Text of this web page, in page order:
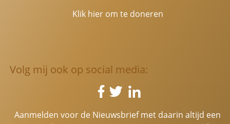
Klik hier om te doneren
Volg mij ook op social media:
Aanmelden voor de Nieuwsbrief met daarin altijd een